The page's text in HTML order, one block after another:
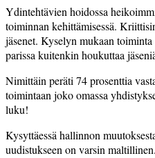
Ydintehtävien hoidossa
toiminnan kehittämisessä.
jäsenet. Kyselyn mukaan
parissa kuitenkin houkuttaa
Nimittäin peräti 74 prosenttia
toimintaan joko omassa
luku!
Kysyttäessä hallinnon
uudistukseen on varsin maltillinen.